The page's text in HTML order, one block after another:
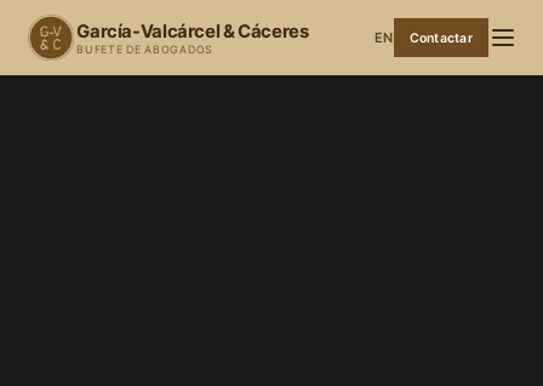
García-Valcárcel & Cáceres
BUFETE DE ABOGADOS
EN Contactar